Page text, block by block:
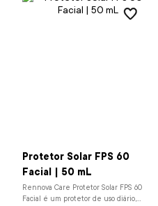
Protetor Solar FPS 60
Facial | 50 mL
Rennova Care Protetor Solar FPS 60
Facial é um protetor de uso diário,